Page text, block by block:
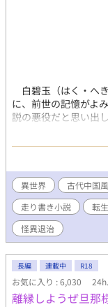
白碧玉（はく・へ
に、前世の記憶がよ
説の悪役だと思い出
違いの弟・天祐（て
にされて魂ごと消滅
厳格な兄に方向転
いから、冷たい兄の
のだが……。 兄弟仲
に、なぜか天祐は
（カップリング固定
です。 ※自分できづ
要です。 ◆2022年5
ので、既読の方もお
では、規約により兄
兄弟であり、養子に
異世界 古代中国
走り書き小説
転生
怪異退治
長編 連載中 R18
お気に入り : 6,030
離縁しようぜ旦那